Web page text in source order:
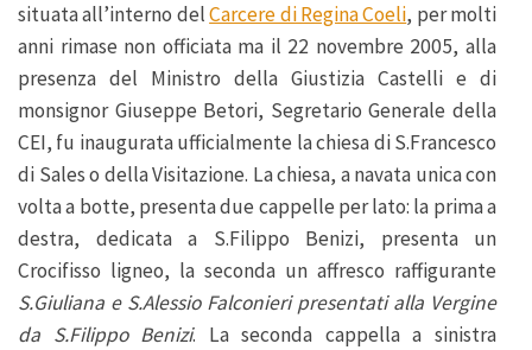
situata all’interno delCarcere di Regina Coeli, per molti
anni rimase non officiata ma il 22 novembre 2005, alla
presenza del Ministro della Giustizia Castelli e di
monsignor Giuseppe Betori, Segretario Generale della
CEI, fu inaugurata ufficialmente la chiesa di S.Francesco
di Sales o della Visitazione. La chiesa, a navata unica con
volta a botte, presenta due cappelle per lato: la prima a
destra, dedicata a S.Filippo Benizi, presenta un
Crocifisso ligneo, la seconda un affresco raffigurante
S.Giuliana e S.Alessio Falconieri presentati alla Vergine
da S.Filippo Benizi. La seconda cappella a sinistra